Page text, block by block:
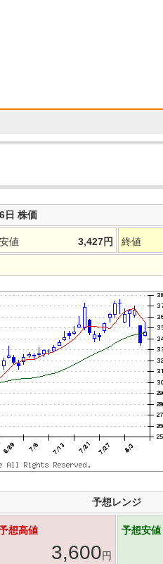
日 株価
安値 3,427円 終値
予想レンジ
想高値
3,600円
予想安値